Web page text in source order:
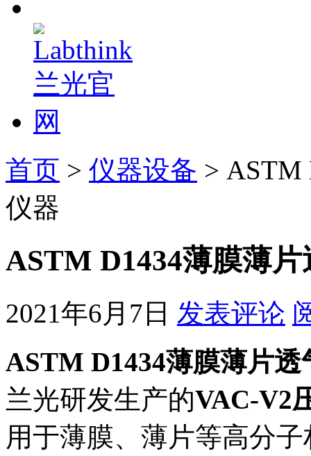
首页 > 仪器设备 > ASTM
仪器
ASTM D1434薄膜薄
2021年6月7日 发表评论
ASTM D1434薄膜薄片
兰光研发生产的VAC-V2
用于薄膜、薄片等高分